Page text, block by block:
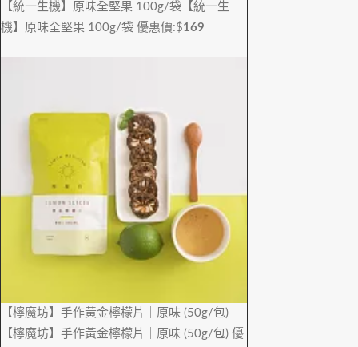
【統一生機】原味全堅果 100g/袋 【統一生
機】原味全堅果 100g/袋 優惠價:$169
【檸魔坊】手作黃金檸檬片｜原味 (50g/包)
【檸魔坊】手作黃金檸檬片｜原味 (50g/包) 優